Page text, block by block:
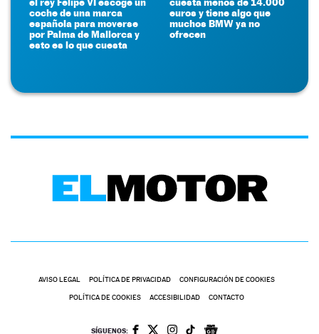
coche de una marca
española para moverse
por Palma de Mallorca y
esto es lo que cuesta
euros y tiene algo que
muchos BMW ya no
ofrecen
AVISO LEGAL POLÍTICA DE PRIVACIDAD CONFIGURACIÓN DE COOKIES
POLÍTICA DE COOKIES ACCESIBILIDAD CONTACTO
SÍGUENOS: